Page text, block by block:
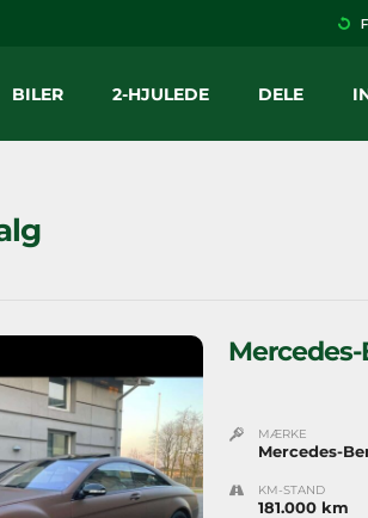
BILER 2-HJULEDE DELE
Mercedes-
MÆRKE
Mercedes-
KM-STAND
181.000 km